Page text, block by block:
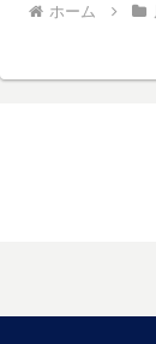
ホーム